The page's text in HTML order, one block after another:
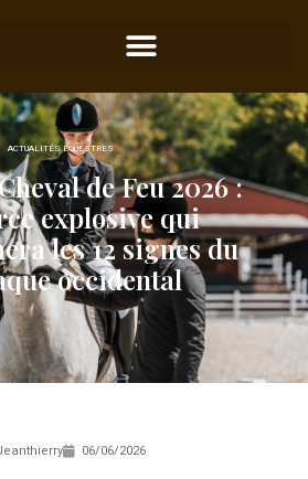
ACTUALITÉS ÉQUESTRES
de Feu 2026 :
explosive qui
les 12 signes du
occidental
06/06/2026